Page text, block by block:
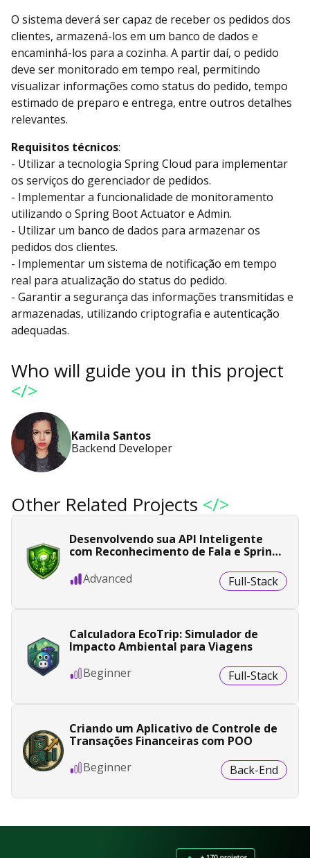
O sistema deverá ser capaz de receber os pedidos dos
clientes, armazená-los em um banco de dados e
encaminhá-los para a cozinha. A partir daí, o pedido
deve ser monitorado em tempo real, permitindo
visualizar informações como status do pedido, tempo
estimado de preparo e entrega, entre outros detalhes
relevantes.
Requisitos técnicos:
- Utilizar a tecnologia Spring Cloud para implementar
os serviços do gerenciador de pedidos.
- Implementar a funcionalidade de monitoramento
utilizando o Spring Boot Actuator e Admin.
- Utilizar um banco de dados para armazenar os
pedidos dos clientes.
- Implementar um sistema de notificação em tempo
real para atualização do status do pedido.
- Garantir a segurança das informações transmitidas e
armazenadas, utilizando criptografia e autenticação
adequadas.
Who will guide you in this project
</>
Kamila Santos
Backend Developer
Other Related Projects </>
Desenvolvendo sua API Inteligente
com Reconhecimento de Fala e Spring
Advanced
Full-Stack
Calculadora EcoTrip: Simulador de
Impacto Ambiental para Viagens
Beginner
Full-Stack
Criando um Aplicativo de Controle de
Transações Financeiras com POO
Beginner
Back-End